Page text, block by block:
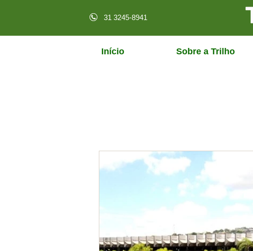
31 3245-8941
Início Sobre a Trilho